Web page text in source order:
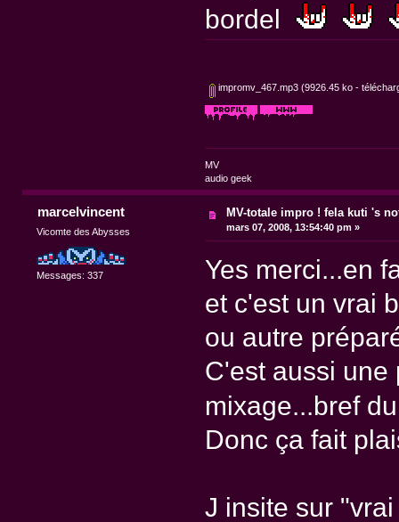
bordel
impromv_467.mp3 (9926.45 ko -
MV
audio geek
marcelvincent
Vicomte des Abysses
Messages: 337
MV-totale impro ! fela kuti 's
mars 07, 2008, 13:54:40 pm »
Yes merci...en
et c'est un vrai
ou autre
C'est aussi une
mixage...bref
Donc ça fait
J insite sur